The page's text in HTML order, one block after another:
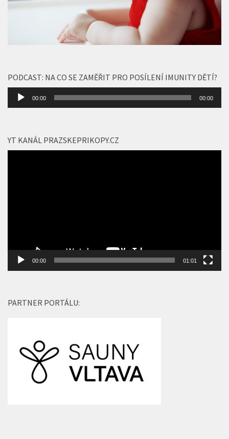
PODCAST: NA CO SE ZAMĚŘIT PRO POSÍLENÍ IMUNITY DĚTÍ?
Audio
přehrávač
00:00 00:00
YT KANÁL PRAZSKEPRIKOPY.CZ
00:00 01:01
PARTNER PORTÁLU: